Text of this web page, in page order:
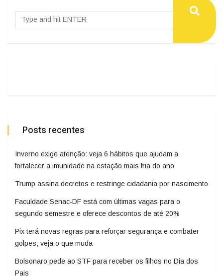
Posts recentes
Inverno exige atenção: veja 6 hábitos que ajudam a
fortalecer a imunidade na estação mais fria do ano
Trump assina decretos e restringe cidadania por nascimento
Faculdade Senac-DF está com últimas vagas para o
segundo semestre e oferece descontos de até 20%
Pix terá novas regras para reforçar segurança e combater
golpes; veja o que muda
Bolsonaro pede ao STF para receber os filhos no Dia dos
Pais